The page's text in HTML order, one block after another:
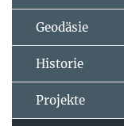
Geodäsie
Historie
Projekte